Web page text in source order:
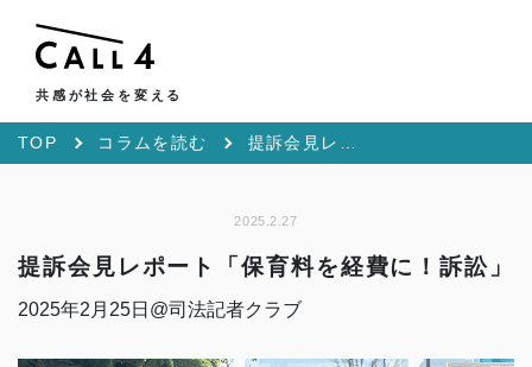
共感が社会を変える
TOP コラムを読む
2025.2.27
提訴会見レポート「保育料を経費に！訴訟」
2025年2月25日@司法記者クラブ